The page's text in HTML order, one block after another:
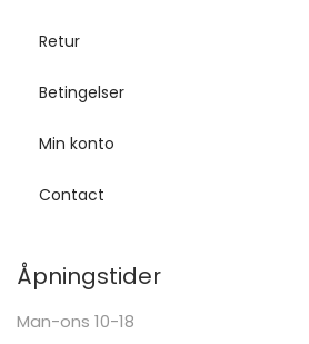
Retur
Betingelser
Min konto
Contact
Åpningstider
Man-ons 10-18